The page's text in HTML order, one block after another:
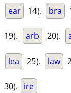
ear 14). bra
19). arb 20).
lea 25). law
30). ire